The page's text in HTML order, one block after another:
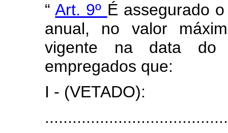
“Art. 9º É assegurado
anual, no valor
vigente na data do
empregados que:
I - (VETADO):